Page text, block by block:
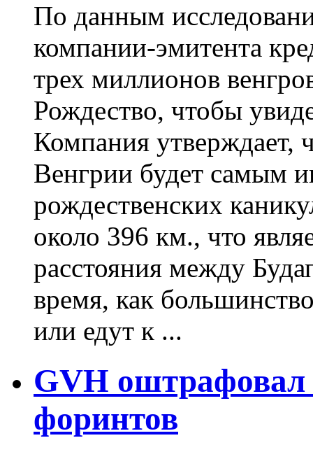
По данным
компании-эмитента
трех миллионов
Рождество, чтобы
Компания утверждает,
Венгрии будет самым
рождественских
около 396 км., что
расстояния между
время, как
или едут к ...
GVH оштрафовал
форинтов